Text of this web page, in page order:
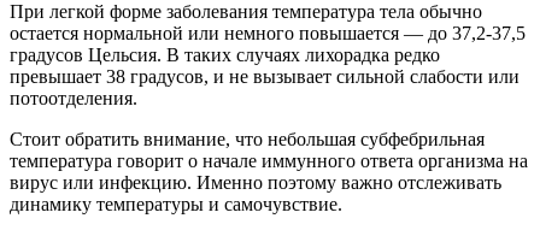
При легкой форме заболевания температура тела обычно
остается нормальной или немного повышается — до 37,2-37,5
градусов Цельсия. В таких случаях лихорадка редко
превышает 38 градусов, и не вызывает сильной слабости или
потоотделения.
Стоит обратить внимание, что небольшая субфебрильная
температура говорит о начале иммунного ответа организма на
вирус или инфекцию. Именно поэтому важно отслеживать
динамику температуры и самочувствие.